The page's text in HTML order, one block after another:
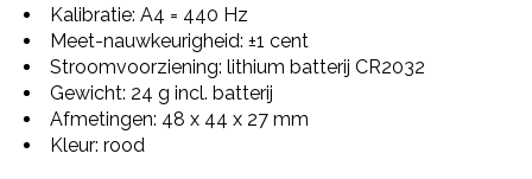
Kalibratie: A4 = 440 Hz
Meet-nauwkeurigheid: ±1 cent
Stroomvoorziening: lithium batterij CR2032
Gewicht: 24 g incl. batterij
Afmetingen: 48 x 44 x 27 mm
Kleur: rood